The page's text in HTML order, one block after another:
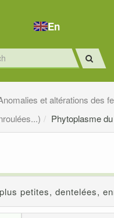
En
et altérations des
Phytoplasme
petites, dentelées,